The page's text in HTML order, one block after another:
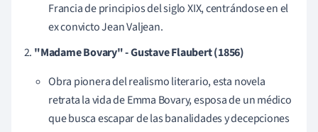
Francia de principios del siglo XIX, centrándose en el
ex convicto Jean Valjean.
"Madame Bovary" - Gustave Flaubert (1856)
Obra pionera del realismo literario, esta novela
retrata la vida de Emma Bovary, esposa de un médico
que busca escapar de las banalidades y decepciones